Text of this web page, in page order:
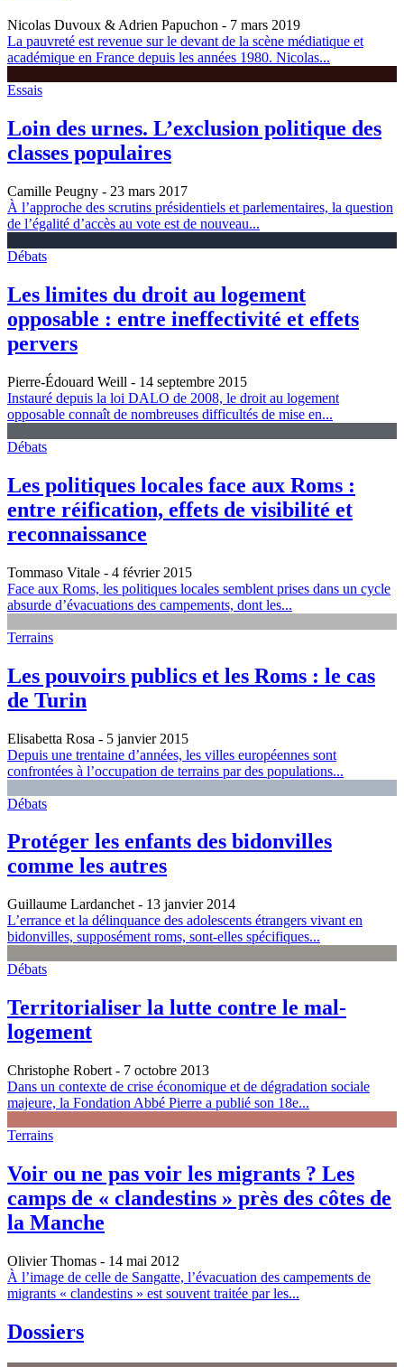
Nicolas Duvoux & Adrien Papuchon - 7 mars 2019
La pauvreté est revenue sur le devant de la scène médiatique et
académique en France depuis les années 1980. Nicolas...
Essais
Loin des urnes. L’exclusion politique des
classes populaires
Camille Peugny - 23 mars 2017
À l’approche des scrutins présidentiels et parlementaires, la question
de l’égalité d’accès au vote est de nouveau...
Débats
Les limites du droit au logement
opposable : entre ineffectivité et effets
pervers
Pierre-Édouard Weill - 14 septembre 2015
Instauré depuis la loi DALO de 2008, le droit au logement
opposable connaît de nombreuses difficultés de mise en...
Débats
Les politiques locales face aux Roms :
entre réification, effets de visibilité et
reconnaissance
Tommaso Vitale - 4 février 2015
Face aux Roms, les politiques locales semblent prises dans un cycle
absurde d’évacuations des campements, dont les...
Terrains
Les pouvoirs publics et les Roms : le cas
de Turin
Elisabetta Rosa - 5 janvier 2015
Depuis une trentaine d’années, les villes européennes sont
confrontées à l’occupation de terrains par des populations...
Débats
Protéger les enfants des bidonvilles
comme les autres
Guillaume Lardanchet - 13 janvier 2014
L’errance et la délinquance des adolescents étrangers vivant en
bidonvilles, supposément roms, sont-elles spécifiques...
Débats
Territorialiser la lutte contre le mal-
logement
Christophe Robert - 7 octobre 2013
Dans un contexte de crise économique et de dégradation sociale
majeure, la Fondation Abbé Pierre a publié son 18e...
Terrains
Voir ou ne pas voir les migrants ? Les
camps de « clandestins » près des côtes de
la Manche
Olivier Thomas - 14 mai 2012
À l’image de celle de Sangatte, l’évacuation des campements de
migrants « clandestins » est souvent traitée par les...
Dossiers